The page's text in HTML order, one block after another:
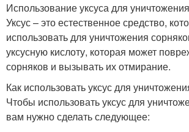
Использование уксуса для
Уксус – это естественное средство,
использовать для уничтожения
уксусную кислоту, которая может
сорняков и вызывать их отмирание.
Как использовать уксус для
Чтобы использовать уксус для
вам нужно сделать следующее: